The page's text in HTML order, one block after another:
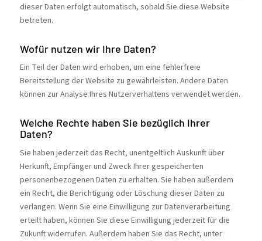
dieser Daten erfolgt automatisch, sobald Sie diese Website
betreten.
Wofür nutzen wir Ihre Daten?
Ein Teil der Daten wird erhoben, um eine fehlerfreie
Bereitstellung der Website zu gewährleisten. Andere Daten
können zur Analyse Ihres Nutzerverhaltens verwendet werden.
Welche Rechte haben Sie bezüglich Ihrer
Daten?
Sie haben jederzeit das Recht, unentgeltlich Auskunft über
Herkunft, Empfänger und Zweck Ihrer gespeicherten
personenbezogenen Daten zu erhalten. Sie haben außerdem
ein Recht, die Berichtigung oder Löschung dieser Daten zu
verlangen. Wenn Sie eine Einwilligung zur Datenverarbeitung
erteilt haben, können Sie diese Einwilligung jederzeit für die
Zukunft widerrufen. Außerdem haben Sie das Recht, unter